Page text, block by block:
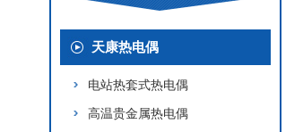
天康热电偶
电站热套式热电偶
高温贵金属热电偶